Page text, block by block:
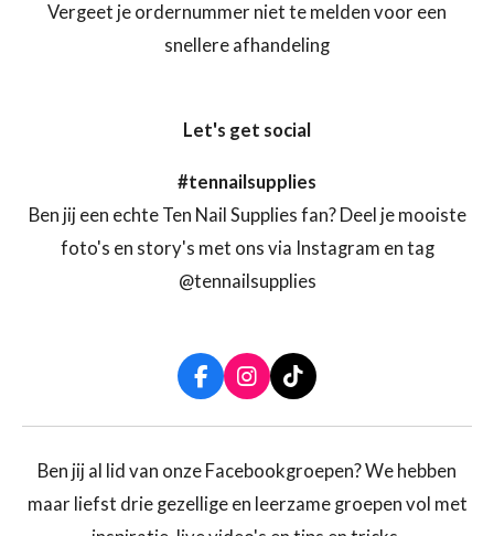
Vergeet je ordernummer niet te melden voor een
snellere afhandeling
Let's get social
#tennailsupplies
Ben jij een echte Ten Nail Supplies fan? Deel je mooiste
foto's en story's met ons via Instagram en tag
@tennailsupplies
F
a
c
b
o
k
I
n
s
a
r
a
T
i
k
o
Ben jij al lid van onze Facebookgroepen? We hebben
maar liefst drie gezellige en leerzame groepen vol met